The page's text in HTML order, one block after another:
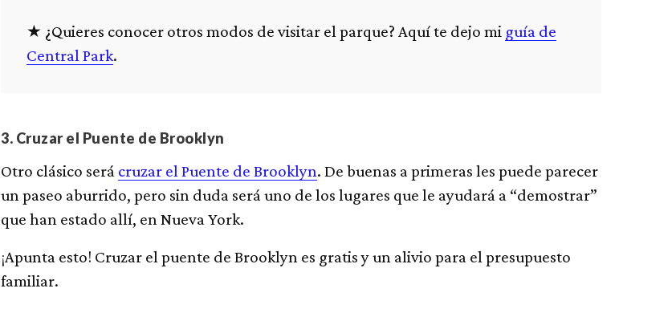
¿Quieres conocer otros modos de visitar el parque? Aquí te dejo mi guía de
Central Park.
3. Cruzar el Puente de Brooklyn
Otro clásico será cruzar el Puente de Brooklyn. De buenas a primeras les puede parecer
un paseo aburrido, pero sin duda será uno de los lugares que le ayudará a “demostrar”
que han estado allí, en Nueva York.
¡Apunta esto! Cruzar el puente de Brooklyn es gratis y un alivio para el presupuesto
familiar.